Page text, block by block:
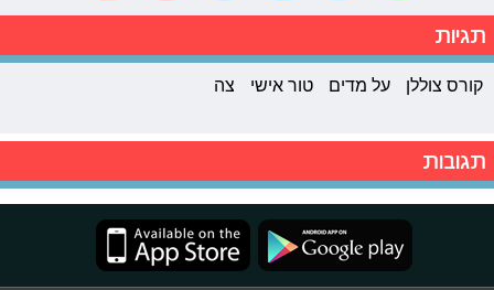
תגיות
קורס צוללן על מדים טור אישי צה
תגובות